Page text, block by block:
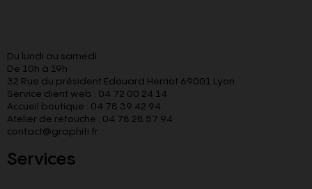
Du lundi au samedi
De 10h à 19h
32 Rue du président Edouard Herriot 69001 Lyon
Service client web : 04 72 00 24 14
Accueil boutique : 04 78 39 42 94
Atelier de retouche : 04 78 28 57 94
contact@graphiti.fr
Services